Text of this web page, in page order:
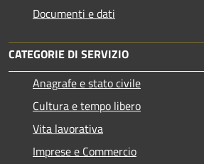
Documenti e dati
CATEGORIE DI SERVIZIO
Anagrafe e stato civile
Cultura e tempo libero
Vita lavorativa
Imprese e Commercio